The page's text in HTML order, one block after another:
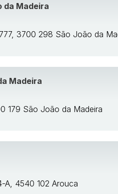
da Madeira
3700 298 São João da
Madeira
179 São João da Madeira
A, 4540 102 Arouca